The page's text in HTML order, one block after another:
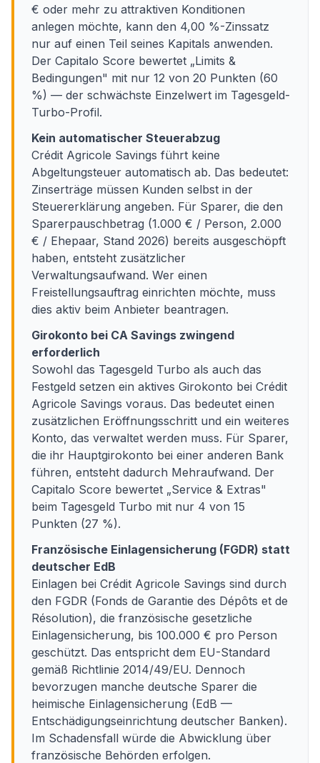
€ oder mehr zu attraktiven Konditionen
anlegen möchte, kann den 4,00 %-Zinssatz
nur auf einen Teil seines Kapitals anwenden.
Der Capitalo Score bewertet „Limits &
Bedingungen" mit nur 12 von 20 Punkten (60
%) — der schwächste Einzelwert im Tagesgeld-
Turbo-Profil.
Kein automatischer Steuerabzug
Crédit Agricole Savings führt keine
Abgeltungsteuer automatisch ab. Das bedeutet:
Zinserträge müssen Kunden selbst in der
Steuererklärung angeben. Für Sparer, die den
Sparerpauschbetrag (1.000 € / Person, 2.000
€ / Ehepaar, Stand 2026) bereits ausgeschöpft
haben, entsteht zusätzlicher
Verwaltungsaufwand. Wer einen
Freistellungsauftrag einrichten möchte, muss
dies aktiv beim Anbieter beantragen.
Girokonto bei CA Savings zwingend
erforderlich
Sowohl das Tagesgeld Turbo als auch das
Festgeld setzen ein aktives Girokonto bei Crédit
Agricole Savings voraus. Das bedeutet einen
zusätzlichen Eröffnungsschritt und ein weiteres
Konto, das verwaltet werden muss. Für Sparer,
die ihr Hauptgirokonto bei einer anderen Bank
führen, entsteht dadurch Mehraufwand. Der
Capitalo Score bewertet „Service & Extras"
beim Tagesgeld Turbo mit nur 4 von 15
Punkten (27 %).
Französische Einlagensicherung (FGDR) statt
deutscher EdB
Einlagen bei Crédit Agricole Savings sind durch
den FGDR (Fonds de Garantie des Dépôts et de
Résolution), die französische gesetzliche
Einlagensicherung, bis 100.000 € pro Person
geschützt. Das entspricht dem EU-Standard
gemäß Richtlinie 2014/49/EU. Dennoch
bevorzugen manche deutsche Sparer die
heimische Einlagensicherung (EdB —
Entschädigungseinrichtung deutscher Banken).
Im Schadensfall würde die Abwicklung über
französische Behörden erfolgen.